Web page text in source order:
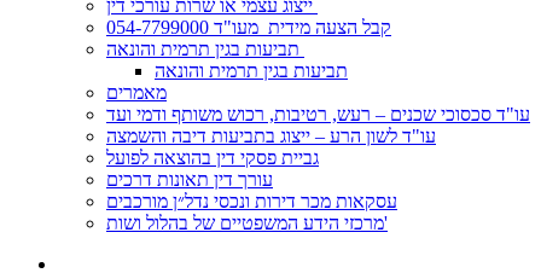
קבל הצעה מידית מעו"ד 054-7799000
תביעות בגין תרמית והונאה
תביעות בגין תרמית והונאה
מאמרים
עו"ד סכסוכי שכנים – רעש, רטיבות, רכוש משותף ודמי ועד
עו"ד לשון הרע – ייצוג בתביעות דיבה והשמצה
גביית פסקי דין בהוצאה לפועל
עורך דין תאונות דרכים
עסקאות מכר דירות ונכסי נדל״ן מורכבים
מרכזי הידע המשפטיים של בהלול ושות'